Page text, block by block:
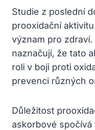
Studie z poslední
prooxidační
význam pro
naznačují, že tato
roli v boji proti
prevenci různých
Důležitost
askorbové